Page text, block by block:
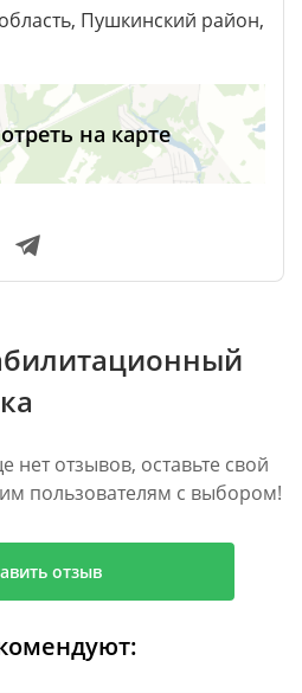
Пушкинский район,
на карте
отзывов, оставьте свой
пользователям с выбором!
отзыв